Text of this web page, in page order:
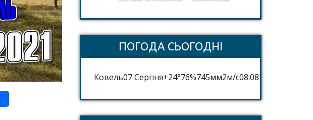
ПОГОДА СЬОГОДНІ
Ковель07 Серпня+24°76%745мм2м/c08.08+25°